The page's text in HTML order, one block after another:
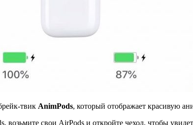
твик AnimPods, который отображает красивую
возьмите свои AirPods и откройте чехол, чтобы